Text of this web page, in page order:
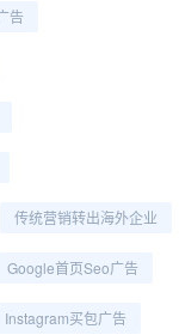
告
传统营销转出海外企业
Google首页seo广告
Instagram买包广告